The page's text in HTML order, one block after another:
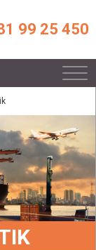
99 25 450